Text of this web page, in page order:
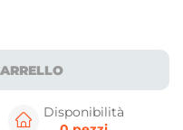
Disponibilità